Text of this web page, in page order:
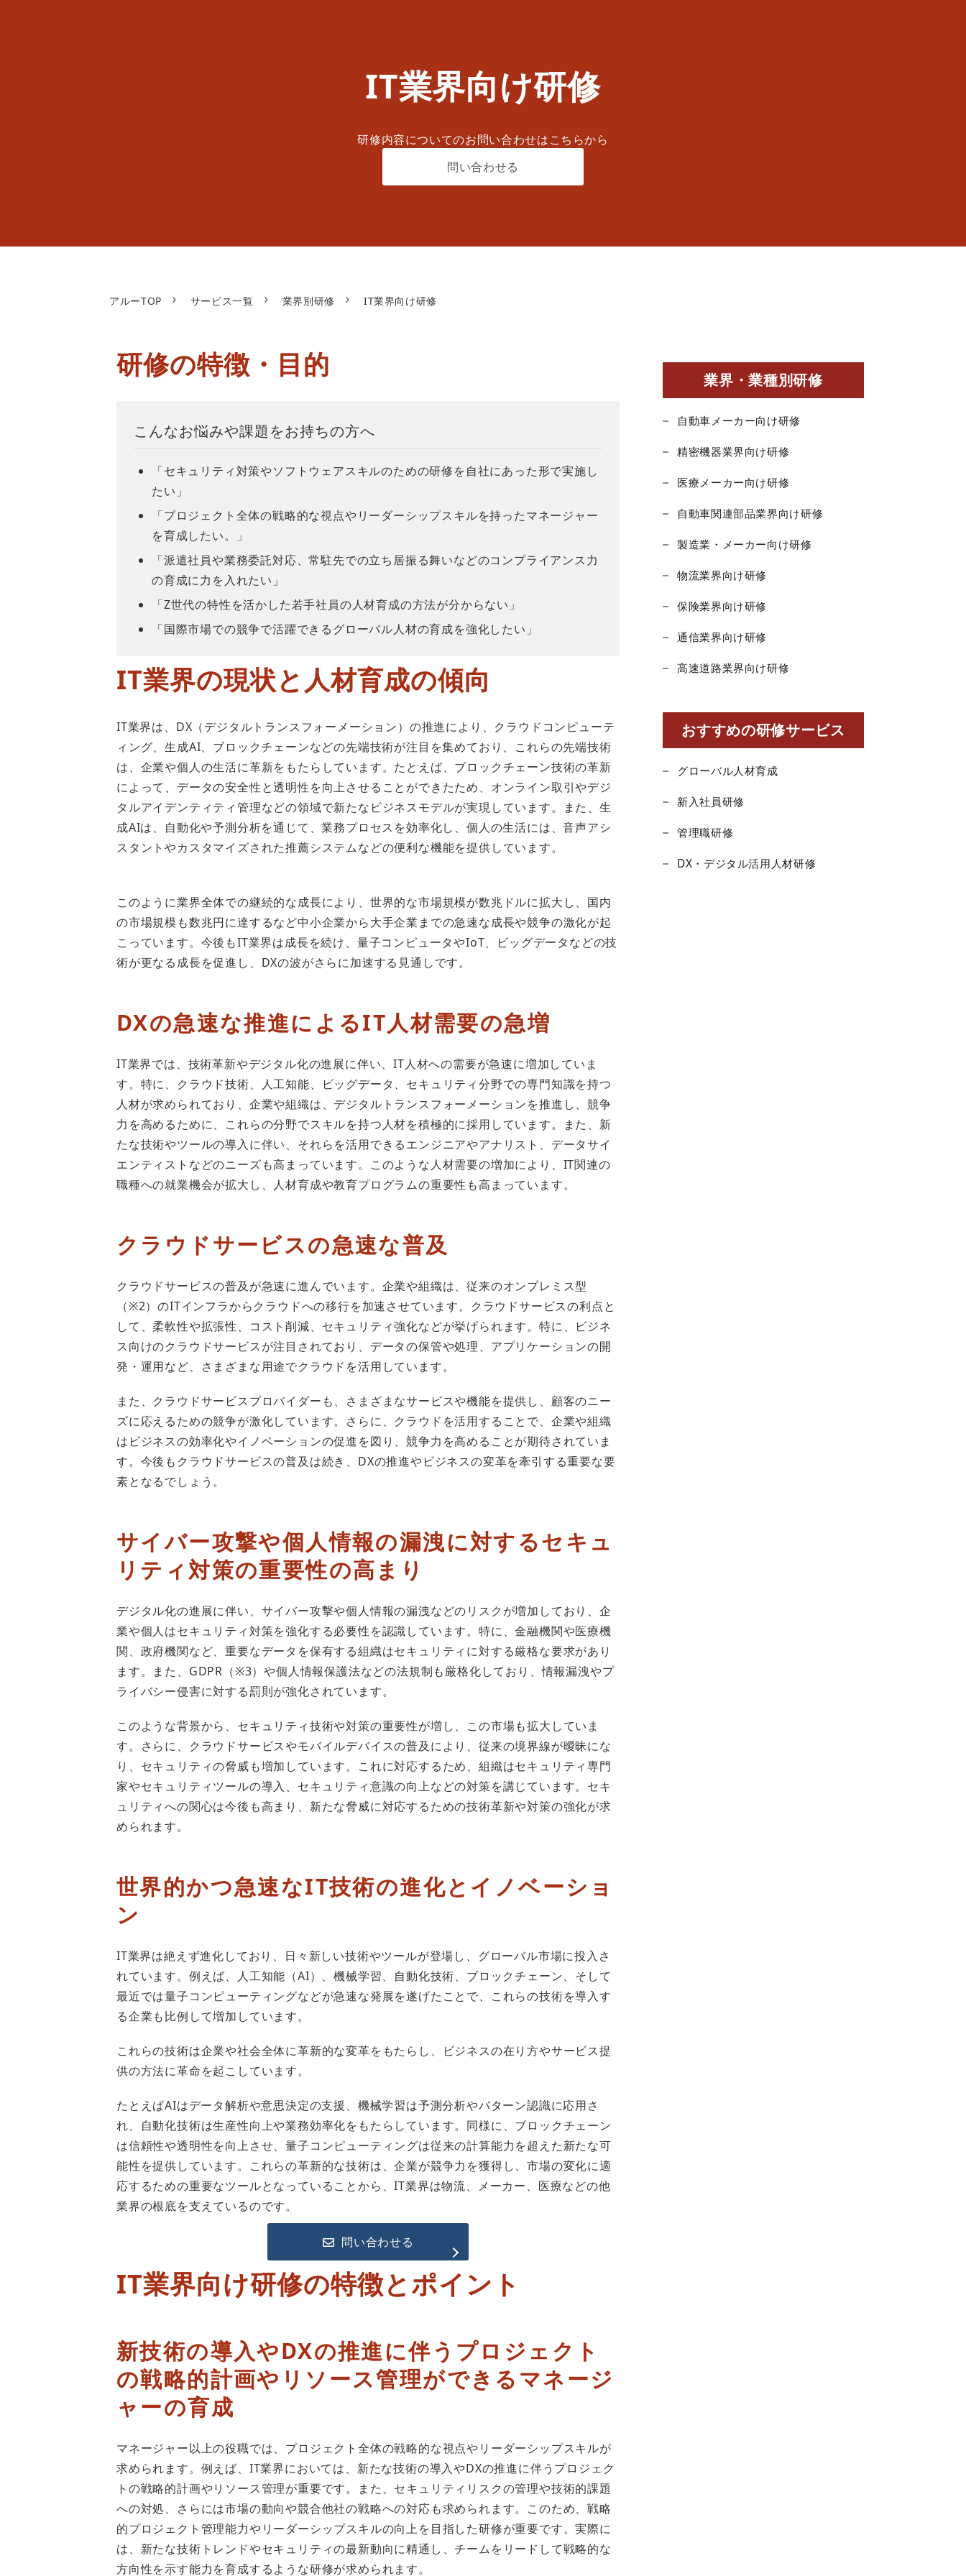
IT業界向け研修
研修内容についてのお問い合わせはこちらから
問い合わせる
アルーTOP サービス一覧 業界別研修 IT業界向け研修
研修の特徴・目的
こんなお悩みや課題をお持ちの方へ
「セキュリティ対策やソフトウェアスキルのための研修を自社にあった形で実施し
たい」
「プロジェクト全体の戦略的な視点やリーダーシップスキルを持ったマネージャー
を育成したい。」
「派遣社員や業務委託対応、常駐先での立ち居振る舞いなどのコンプライアンス力
の育成に力を入れたい」
「Z世代の特性を活かした若手社員の人材育成の方法が分からない」
「国際市場での競争で活躍できるグローバル人材の育成を強化したい」
IT業界の現状と人材育成の傾向
IT業界は、DX（デジタルトランスフォーメーション）の推進により、クラウドコンピューテ
ィング、生成AI、ブロックチェーンなどの先端技術が注目を集めており、これらの先端技術
は、企業や個人の生活に革新をもたらしています。たとえば、ブロックチェーン技術の革新
によって、データの安全性と透明性を向上させることができたため、オンライン取引やデジ
タルアイデンティティ管理などの領域で新たなビジネスモデルが実現しています。また、生
成AIは、自動化や予測分析を通じて、業務プロセスを効率化し、個人の生活には、音声アシ
スタントやカスタマイズされた推薦システムなどの便利な機能を提供しています。
このように業界全体での継続的な成長により、世界的な市場規模が数兆ドルに拡大し、国内
の市場規模も数兆円に達するなど中小企業から大手企業までの急速な成長や競争の激化が起
こっています。今後もIT業界は成長を続け、量子コンピュータやIoT、ビッグデータなどの技
術が更なる成長を促進し、DXの波がさらに加速する見通しです。
DXの急速な推進によるIT人材需要の急増
IT業界では、技術革新やデジタル化の進展に伴い、IT人材への需要が急速に増加していま
す。特に、クラウド技術、人工知能、ビッグデータ、セキュリティ分野での専門知識を持つ
人材が求められており、企業や組織は、デジタルトランスフォーメーションを推進し、競争
力を高めるために、これらの分野でスキルを持つ人材を積極的に採用しています。また、新
たな技術やツールの導入に伴い、それらを活用できるエンジニアやアナリスト、データサイ
エンティストなどのニーズも高まっています。このような人材需要の増加により、IT関連の
職種への就業機会が拡大し、人材育成や教育プログラムの重要性も高まっています。
クラウドサービスの急速な普及
クラウドサービスの普及が急速に進んでいます。企業や組織は、従来のオンプレミス型
（※2）のITインフラからクラウドへの移行を加速させています。クラウドサービスの利点と
して、柔軟性や拡張性、コスト削減、セキュリティ強化などが挙げられます。特に、ビジネ
ス向けのクラウドサービスが注目されており、データの保管や処理、アプリケーションの開
発・運用など、さまざまな用途でクラウドを活用しています。
また、クラウドサービスプロバイダーも、さまざまなサービスや機能を提供し、顧客のニー
ズに応えるための競争が激化しています。さらに、クラウドを活用することで、企業や組織
はビジネスの効率化やイノベーションの促進を図り、競争力を高めることが期待されていま
す。今後もクラウドサービスの普及は続き、DXの推進やビジネスの変革を牽引する重要な要
素となるでしょう。
サイバー攻撃や個人情報の漏洩に対するセキュ
リティ対策の重要性の高まり
デジタル化の進展に伴い、サイバー攻撃や個人情報の漏洩などのリスクが増加しており、企
業や個人はセキュリティ対策を強化する必要性を認識しています。特に、金融機関や医療機
関、政府機関など、重要なデータを保有する組織はセキュリティに対する厳格な要求があり
ます。また、GDPR（※3）や個人情報保護法などの法規制も厳格化しており、情報漏洩やプ
ライバシー侵害に対する罰則が強化されています。
このような背景から、セキュリティ技術や対策の重要性が増し、この市場も拡大していま
す。さらに、クラウドサービスやモバイルデバイスの普及により、従来の境界線が曖昧にな
り、セキュリティの脅威も増加しています。これに対応するため、組織はセキュリティ専門
家やセキュリティツールの導入、セキュリティ意識の向上などの対策を講じています。セキ
ュリティへの関心は今後も高まり、新たな脅威に対応するための技術革新や対策の強化が求
められます。
世界的かつ急速なIT技術の進化とイノベーショ
ン
IT業界は絶えず進化しており、日々新しい技術やツールが登場し、グローバル市場に投入さ
れています。例えば、人工知能（AI）、機械学習、自動化技術、ブロックチェーン、そして
最近では量子コンピューティングなどが急速な発展を遂げたことで、これらの技術を導入す
る企業も比例して増加しています。
これらの技術は企業や社会全体に革新的な変革をもたらし、ビジネスの在り方やサービス提
供の方法に革命を起こしています。
たとえばAIはデータ解析や意思決定の支援、機械学習は予測分析やパターン認識に応用さ
れ、自動化技術は生産性向上や業務効率化をもたらしています。同様に、ブロックチェーン
は信頼性や透明性を向上させ、量子コンピューティングは従来の計算能力を超えた新たな可
能性を提供しています。これらの革新的な技術は、企業が競争力を獲得し、市場の変化に適
応するための重要なツールとなっていることから、IT業界は物流、メーカー、医療などの他
業界の根底を支えているのです。
問い合わせる
IT業界向け研修の特徴とポイント
新技術の導入やDXの推進に伴うプロジェクト
の戦略的計画やリソース管理ができるマネージ
ャーの育成
マネージャー以上の役職では、プロジェクト全体の戦略的な視点やリーダーシップスキルが
求められます。例えば、IT業界においては、新たな技術の導入やDXの推進に伴うプロジェク
トの戦略的計画やリソース管理が重要です。また、セキュリティリスクの管理や技術的課題
への対処、さらには市場の動向や競合他社の戦略への対応も求められます。このため、戦略
的プロジェクト管理能力やリーダーシップスキルの向上を目指した研修が重要です。実際に
は、新たな技術トレンドやセキュリティの最新動向に精通し、チームをリードして戦略的な
方向性を示す能力を育成するような研修が求められます。
業界・業種別研修
自動車メーカー向け研修
精密機器業界向け研修
医療メーカー向け研修
自動車関連部品業界向け研修
製造業・メーカー向け研修
物流業界向け研修
保険業界向け研修
通信業界向け研修
高速道路業界向け研修
おすすめの研修サービス
グローバル人材育成
新入社員研修
管理職研修
DX・デジタル活用人材研修